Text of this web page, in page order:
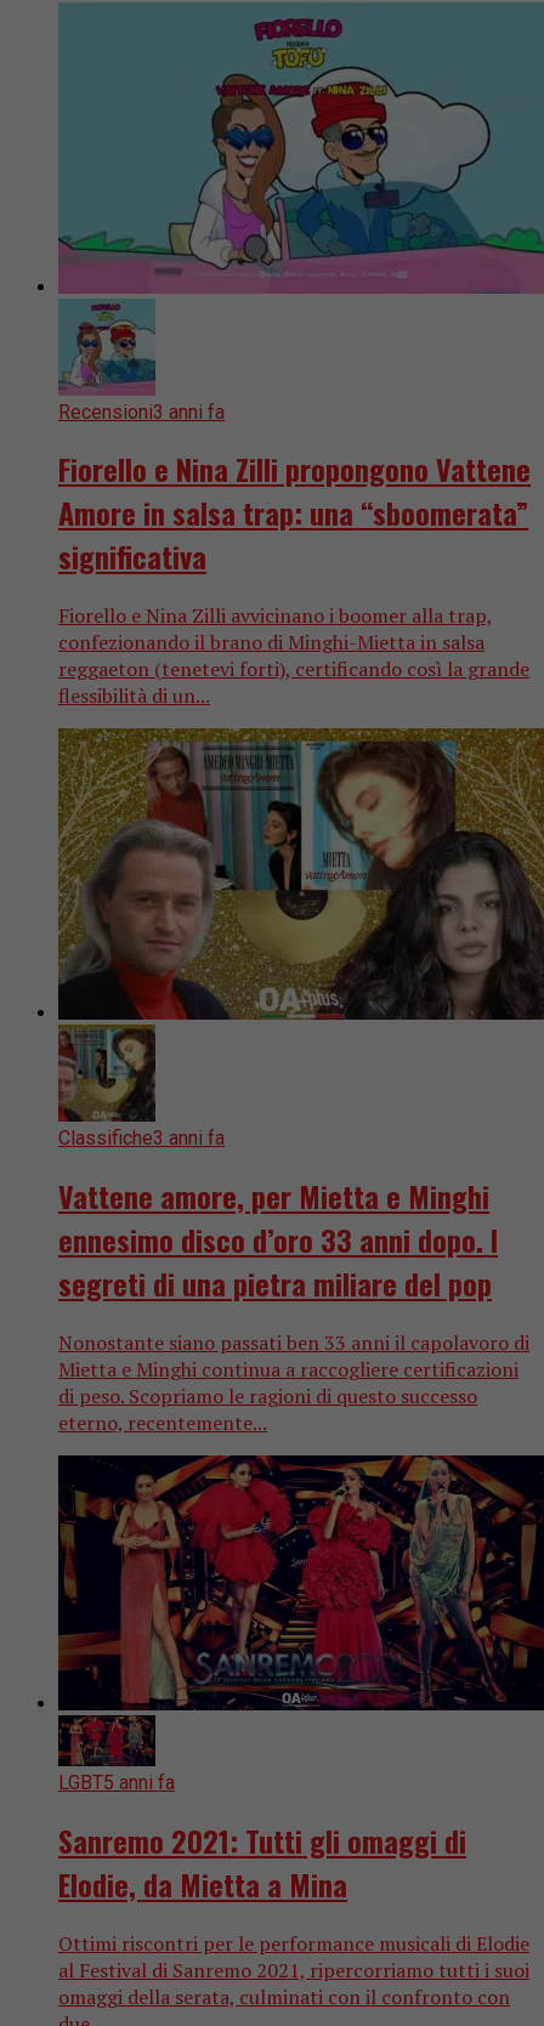
Recensioni3 anni fa
Fiorello e Nina Zilli propongono Vattene
Amore in salsa trap: una “sboomerata”
significativa
Fiorello e Nina Zilli avvicinano i boomer alla trap,
confezionando il brano di Minghi-Mietta in salsa
reggaeton (tenetevi forti), certificando così la grande
flessibilità di un...
Classifiche3 anni fa
Vattene amore, per Mietta e Minghi
ennesimo disco d’oro 33 anni dopo. I
segreti di una pietra miliare del pop
Nonostante siano passati ben 33 anni il capolavoro di
Mietta e Minghi continua a raccogliere certificazioni
di peso. Scopriamo le ragioni di questo successo
eterno, recentemente...
LGBT5 anni fa
Sanremo 2021: Tutti gli omaggi di
Elodie, da Mietta a Mina
Ottimi riscontri per le performance musicali di Elodie
al Festival di Sanremo 2021, ripercorriamo tutti i suoi
omaggi della serata, culminati con il confronto con